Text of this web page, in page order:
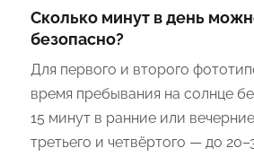
Сколько минут в день
безопасно?
Для первого и второго
время пребывания на солнце
15 минут в ранние или
третьего и четвёртого — до